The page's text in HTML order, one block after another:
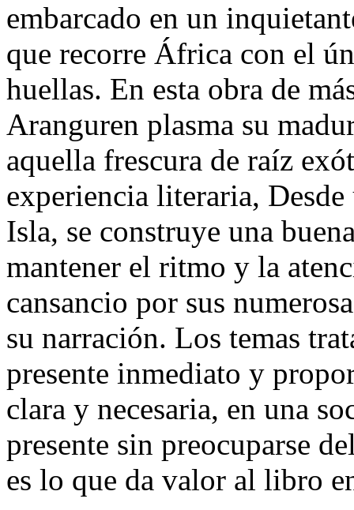
embarcado en un
que recorre África con el
huellas. En esta obra de
Aranguren plasma su
aquella frescura de raíz
experiencia literaria,
Isla, se construye una
mantener el ritmo y la
cansancio por sus
su narración. Los temas
presente inmediato y
clara y necesaria, en una
presente sin preocuparse
es lo que da valor al libro